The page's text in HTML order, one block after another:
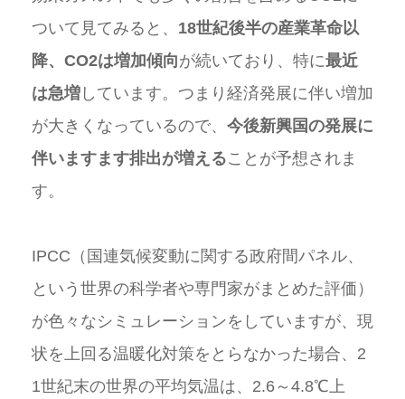
ついて見てみると、 18世紀後半の産業革命以
降、CO2は増加傾向が続いており、特に最近
は急増 しています。つまり経済発展に伴い増加
が大きくなっているので、 今後新興国の発展に
伴いますます排出が増えることが予想されま
す。
IPCC（国連気候変動に関する政府間パネル、
という世界の科学者や専門家がまとめた評価）
が色々なシミュレーションをしていますが、現
状を上回る温暖化対策をとらなかった場合、2
1世紀末の世界の平均気温は、2.6～4.8℃上